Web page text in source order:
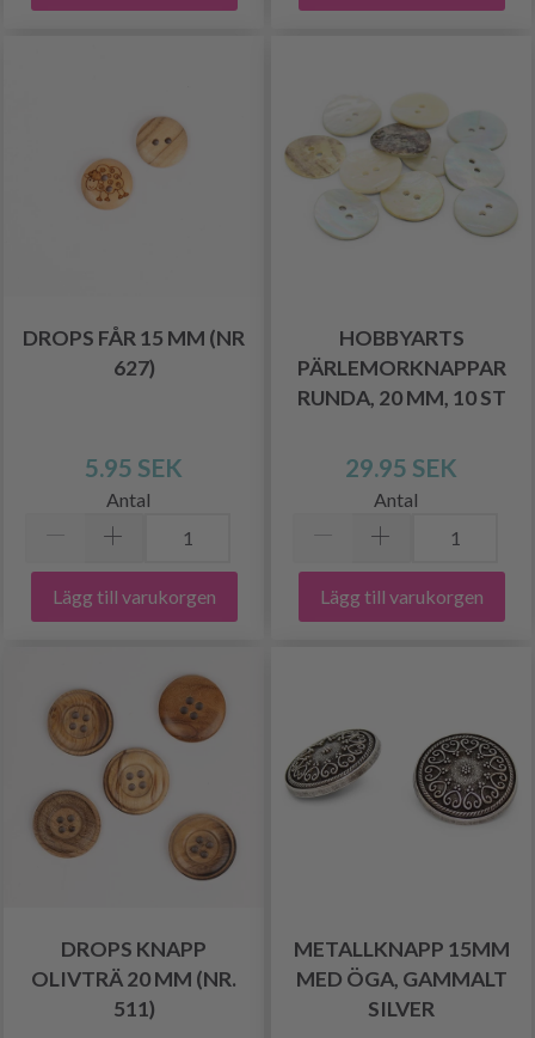
DROPS FÅR 15 MM (NR
627)
5.95 SEK
Antal
Lägg till varukorgen
HOBBYARTS
PÄRLEMORKNAPPAR
RUNDA, 20 MM, 10 ST
29.95 SEK
Antal
Lägg till varukorgen
DROPS KNAPP
OLIVTRÄ 20 MM (NR.
511)
METALLKNAPP 15MM
MED ÖGA, GAMMALT
SILVER